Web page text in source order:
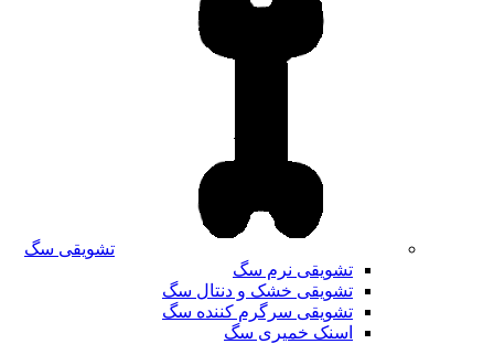
تشویقی سگ
تشویقی نرم سگ
تشویقی خشک و دنتال سگ
تشویقی سرگرم کننده سگ
اسنک خمیری سگ